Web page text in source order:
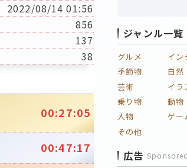
2022/08/14 01:56
856
137
38
00:27:05
00:47:17
ジャンル一覧
グルメ イン
季節物
自然
芸術
イラ
乗り物
動物
人物
ゲー
その他
広告 Sponsored